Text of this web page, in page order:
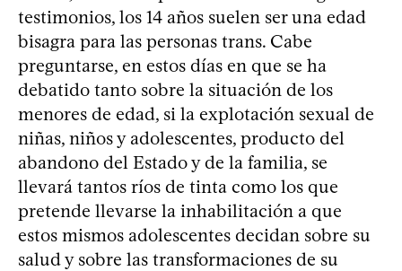
testimonios, los 14 años suelen ser una edad
bisagra para las personas trans. Cabe
preguntarse, en estos días en que se ha
debatido tanto sobre la situación de los
menores de edad, si la explotación sexual de
niñas, niños y adolescentes, producto del
abandono del Estado y de la familia, se
llevará tantos ríos de tinta como los que
pretende llevarse la inhabilitación a que
estos mismos adolescentes decidan sobre su
salud y sobre las transformaciones de su